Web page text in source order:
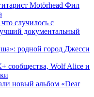
Motörhead Фил
случилось с
документальный
родной город Джесси
сообщества, Wolf Alice и
новый альбом «Dear